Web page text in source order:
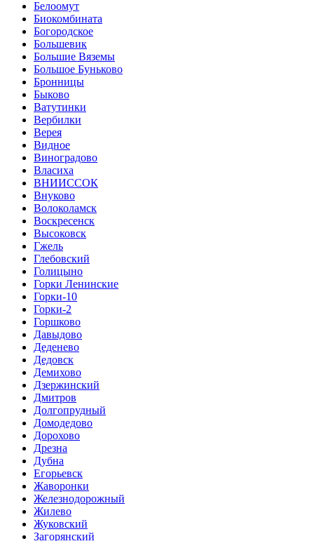
Белоомут
Биокомбината
Богородское
Большевик
Большие Вяземы
Большое Буньково
Бронницы
Быково
Ватутинки
Вербилки
Верея
Видное
Виноградово
Власиха
ВНИИССОК
Внуково
Волоколамск
Воскресенск
Высоковск
Гжель
Глебовский
Голицыно
Горки Ленинские
Горки-10
Горки-2
Горшково
Давыдово
Деденево
Дедовск
Демихово
Дзержинский
Дмитров
Долгопрудный
Домодедово
Дорохово
Дрезна
Дубна
Егорьевск
Жаворонки
Железнодорожный
Жилево
Жуковский
Загорянский